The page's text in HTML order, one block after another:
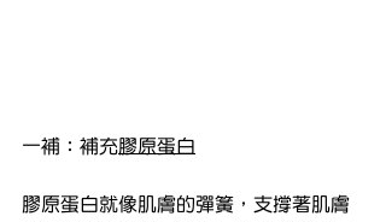
一補：補充膠原蛋白
膠原蛋白就像肌膚的彈簧，支撐著肌膚